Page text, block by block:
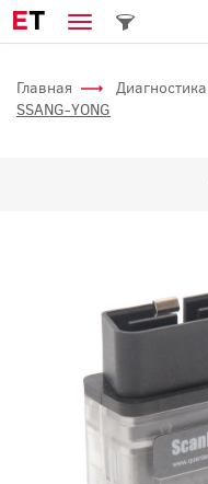
ET
Главная Диагностика
SSANG-YONG